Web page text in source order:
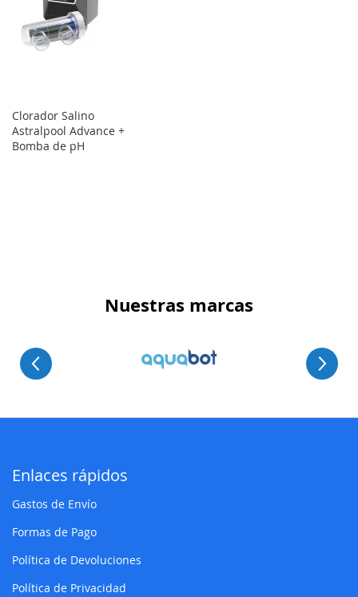
Clorador Salino
Astralpool Advance +
Bomba de pH
Nuestras marcas
Enlaces rápidos
Gastos de Envío
Formas de Pago
Política de Devoluciones
Política de Privacidad